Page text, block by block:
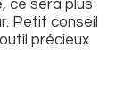
ce sera plus
Petit conseil
précieux